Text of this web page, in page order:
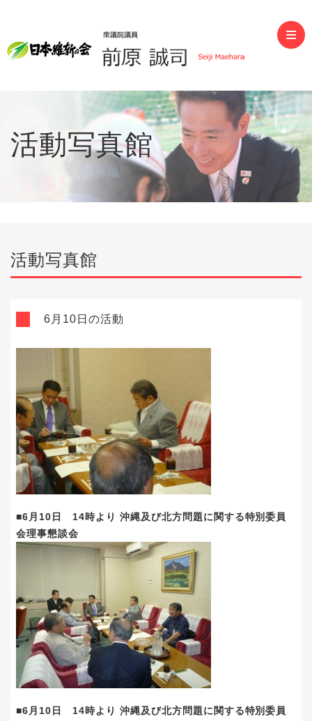
前原誠司（衆議院議員）
活動写真館
活動写真館
6月10日の活動
■6月10日 14時より 沖縄及び北方問題に関する特別委員
会理事懇談会
■6月10日 14時より 沖縄及び北方問題に関する特別委員